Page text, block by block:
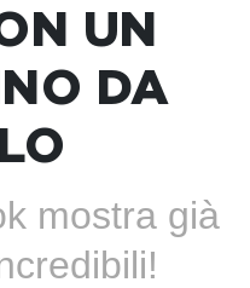
UN
DA
mostra già